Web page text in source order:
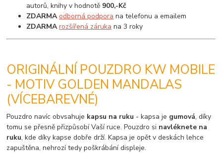
autorů, knihy v hodnotě 900,-Kč
ZDARMA odborná podpora na telefonu a emailem
ZDARMA rozšířená záruka na 3 roky
ORIGINÁLNÍ POUZDRO KW MOBILE
- MOTIV GOLDEN MANDALAS
(VÍCEBAREVNÉ)
Pouzdro navíc obvsahuje kapsu na ruku - kapsa je gumová, díky
tomu se přesně přizpůsobí Vaší ruce. Pouzdro si navléknete na
ruku, kde díky kapse dobře drží. Kapsa je opět v deskách lehce
zapuštěna, nehrozí tedy poškrábání displeje.